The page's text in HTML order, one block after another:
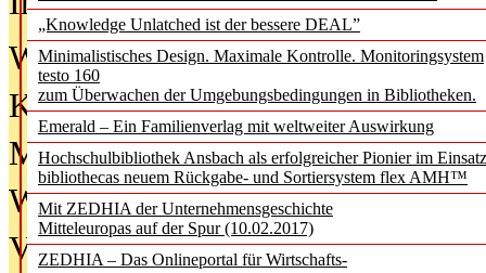
„Knowledge Unlatched ist der bessere DEAL”
Minimalistisches Design. Maximale Kontrolle. Monitoringsystem
testo 160
zum Überwachen der Umgebungsbedingungen in Bibliotheken.
Emerald – Ein Familienverlag mit weltweiter Auswirkung
Hochschulbibliothek Ansbach als erfolgreicher Pionier im
bibliothecas neuem Rückgabe- und Sortiersystem flex AMH™
Mit ZEDHIA der Unternehmensgeschichte
Mitteleuropas auf der Spur (10.02.2017)
ZEDHIA – Das Onlineportal für Wirtschafts-
Was Hochschul­bibliotheken von
Kinder in der digitalen Welt
Metadaten als Infrastruktur
Wenn Bots katalogisieren
Von Abschlusskleidern bis